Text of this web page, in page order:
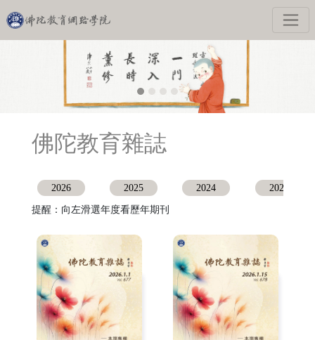
佛陀教育雜誌
2026 2025 2024 2023